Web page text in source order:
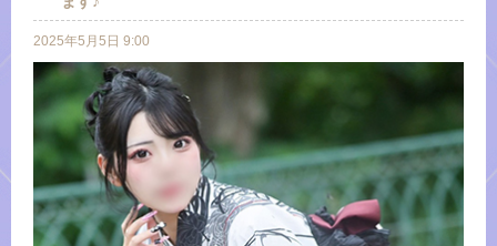
2025年5月5日 9:00